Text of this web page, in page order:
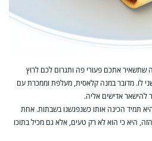
שתשאיר אתכם פעורי פה ותגרום לכם לרוץ
לו. מדובר במנה קלאסית, מעלפת וממכרת עם
להישאר אדישים אליה.
תמיד הכינה אותו כשנפגשנו בשבתות. אחת
היא כי הוא לא רק טעים, אלא גם מכיל בתוכו